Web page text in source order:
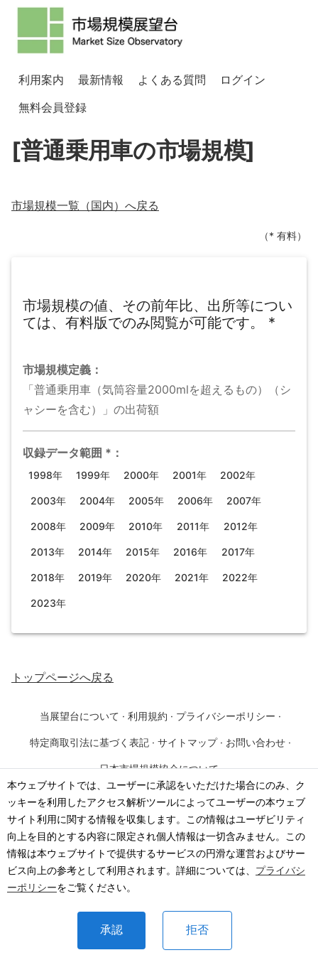
本ウェブサイトでは、ユーザーに承認をいただけた場合にのみ、ク
ッキーを利用したアクセス解析ツールによってユーザーの本ウェブ
サイト利用に関する情報を収集します。この情報はユーザビリティ
向上を目的とする内容に限定され個人情報は一切含みません。この
情報は本ウェブサイトで提供するサービスの円滑な運営およびサー
ビス向上の参考として利用されます。詳細については、 プライバシ
ーポリシーをご覧ください。
承認 拒否
利用案内 最新情報 よくある質問
ログイン
無料会員登録
[普通乗用車の市場規模]
市場規模一覧（国内）へ戻る
（* 有料）
市場規模の値、その前年比、出所等につい
ては、有料版でのみ閲覧が可能です。
*
市場規模定義：
「普通乗用車（気筒容量2000mlを超えるもの）（シ
ャシーを含む）」の出荷額
収録データ範囲 * ：
1998年 1999年 2000年 2001年 2002年
2003年 2004年 2005年 2006年 2007年
2008年 2009年 2010年 2011年 2012年
2013年 2014年 2015年 2016年 2017年
2018年 2019年 2020年 2021年 2022年
2023年
トップページへ戻る
当展望台について · 利用規約 · プライバシーポリシー ·
特定商取引法に基づく表記 · サイトマップ · お問い合わせ ·
日本市場規模協会について
©2026· 一般社団法人 日本市場規模協会